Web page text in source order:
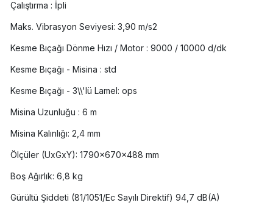
Çalıştırma : İpli
Maks. Vibrasyon Seviyesi: 3,90 m/s2
Kesme Bıçağı Dönme Hızı / Motor : 9000 / 10000 d/dk
Kesme Bıçağı - Misina : std
Kesme Bıçağı - 3\\'lü Lamel: ops
Misina Uzunluğu : 6 m
Misina Kalınlığı: 2,4 mm
Ölçüler (UxGxY): 1790x670x488 mm
Boş Ağırlık: 6,8 kg
Gürültü Şiddeti (81/1051/Ec Sayılı Direktif) 94,7 dB(A)